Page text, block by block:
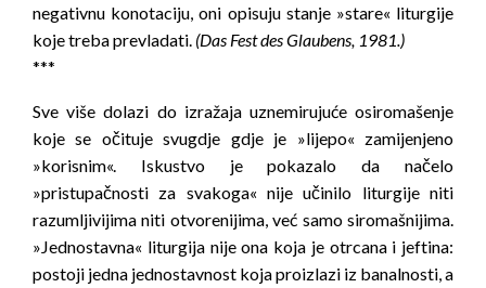
negativnu konotaciju, oni opisuju stanje »stare« liturgije
koje treba prevladati. (Das Fest des Glaubens, 1981.)
***
Sve više dolazi do izražaja uznemirujuće osiromašenje
koje se očituje svugdje gdje je »lijepo« zamijenjeno
»korisnim«. Iskustvo je pokazalo da načelo
»pristupačnosti za svakoga« nije učinilo liturgije niti
razumljivijima niti otvorenijima, već samo siromašnijima.
»Jednostavna« liturgija nije ona koja je otrcana i jeftina:
postoji jedna jednostavnost koja proizlazi iz banalnosti, a